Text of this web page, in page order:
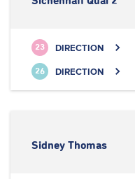
23 DIRECTION
26 DIRECTION
Sidney Thomas